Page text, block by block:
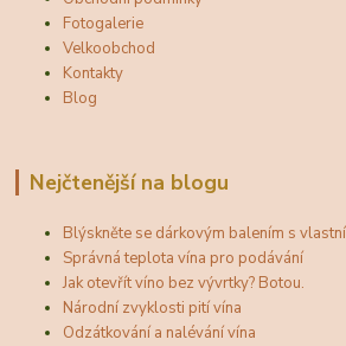
Fotogalerie
Velkoobchod
Kontakty
Blog
Nejčtenější na blogu
Blýskněte se dárkovým balením s
Správná teplota vína pro podávání
Jak otevřít víno bez vývrtky? Botou.
Národní zvyklosti pití vína
Odzátkování a nalévání vína